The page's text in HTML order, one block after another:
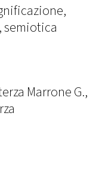
semiotica
Marrone G.,